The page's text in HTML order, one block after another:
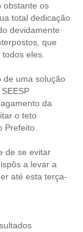
obstante os
total dedicação
devidamente
que
eles.
de uma solução
da
o teto
Prefeito.
de se evitar
a levar a
até esta terça-